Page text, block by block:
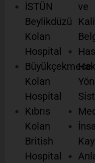
İSTÜN
Beylikdüzü
Kolan
Hospital
Büyükçekmece
Kolan
Hospital
Kıbrıs
Kolan
British
Hospital
ve